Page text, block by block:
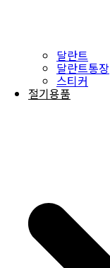
달란트
달란트통장
스티커
절기용품